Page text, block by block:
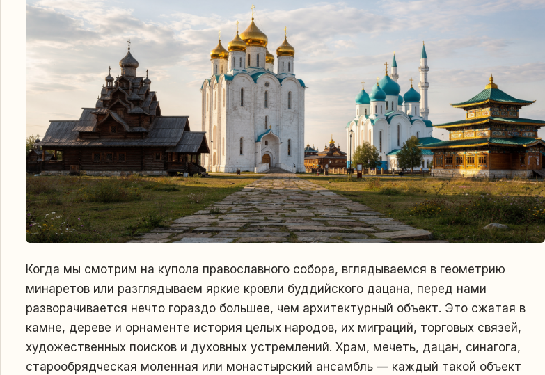
Когда мы смотрим на купола православного собора, вглядываемся в геометрию
минаретов или разглядываем яркие кровли буддийского дацана, перед нами
разворачивается нечто гораздо большее, чем архитектурный объект. Это сжатая в
камне, дереве и орнаменте история целых народов, их миграций, торговых связей,
художественных поисков и духовных устремлений. Храм, мечеть, дацан, синагога,
старообрядческая моленная или монастырский ансамбль — каждый такой объект